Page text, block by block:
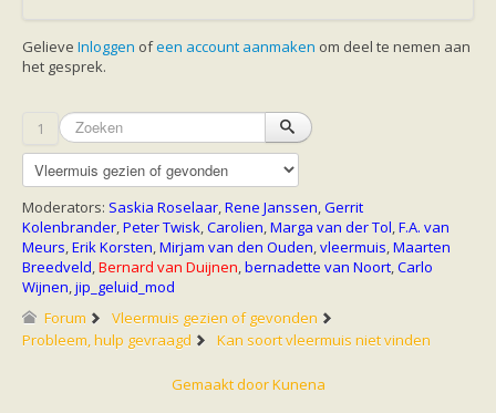
Handleidingen
Vlendag presentaties
Overige publicaties
zoonose info (rabies, corona, etc)
rapporten
Handleiding
Overig
Video beelden
Forum
Naar het forum
Gelieve Inloggen ofeen account aanmaken om deel te nemen aan
het gesprek.
1
Moderators: Saskia Roselaar,Rene Janssen,Gerrit
Kolenbrander,Peter Twisk,Carolien,Marga van der Tol,F.A. van
Meurs,Erik Korsten,Mirjam van den Ouden,vleermuis,Maarten
Breedveld,Bernard van Duijnen,bernadette van Noort,Carlo
Wijnen,jip_geluid_mod
Forum
Vleermuis gezien of gevonden
Probleem, hulp gevraagd
Kan soort vleermuis niet vinden
Gemaakt doorKunena